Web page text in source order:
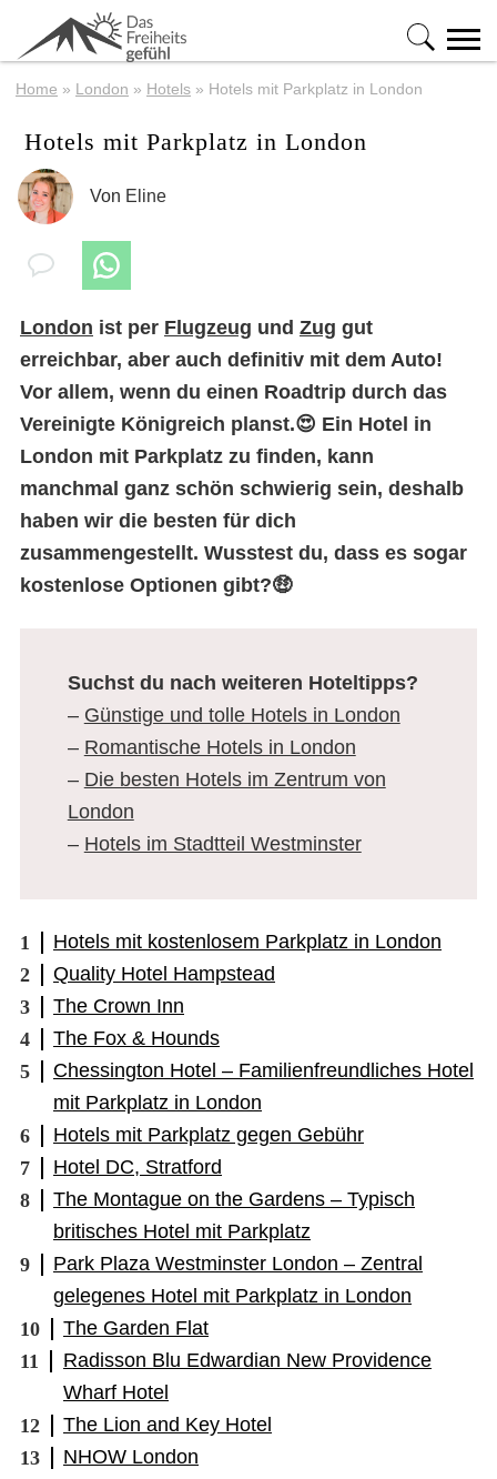
Home » London » Hotels » Hotels mit Parkplatz in London
Hotels mit Parkplatz in London
Von Eline
London ist per Flugzeug und Zug gut
erreichbar, aber auch definitiv mit dem Auto!
Vor allem, wenn du einen Roadtrip durch das
Vereinigte Königreich planst.😍 Ein Hotel in
London mit Parkplatz zu finden, kann
manchmal ganz schön schwierig sein, deshalb
haben wir die besten für dich
zusammengestellt. Wusstest du, dass es sogar
kostenlose Optionen gibt?🤑
Suchst du nach weiteren Hoteltipps?
– Günstige und tolle Hotels in London
– Romantische Hotels in London
– Die besten Hotels im Zentrum von
London
– Hotels im Stadtteil Westminster
Hotels mit kostenlosem Parkplatz in London
Quality Hotel Hampstead
The Crown Inn
The Fox & Hounds
Chessington Hotel – Familienfreundliches Hotel
mit Parkplatz in London
Hotels mit Parkplatz gegen Gebühr
Hotel DC, Stratford
The Montague on the Gardens – Typisch
britisches Hotel mit Parkplatz
Park Plaza Westminster London – Zentral
gelegenes Hotel mit Parkplatz in London
The Garden Flat
Radisson Blu Edwardian New Providence
Wharf Hotel
The Lion and Key Hotel
NHOW London